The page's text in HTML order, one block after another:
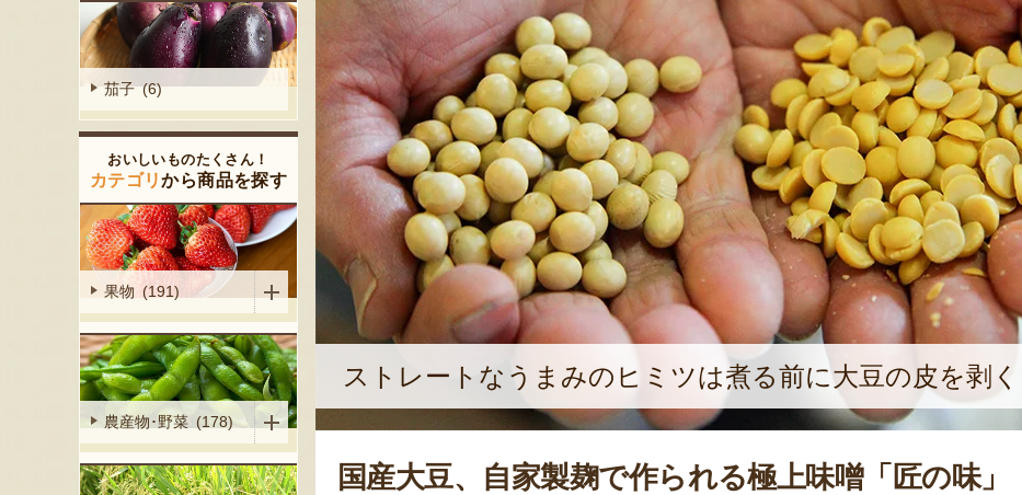
ストレートなうまみのヒミツは煮る前に大豆の皮を剥く
国産大豆、自家製麹で作られる極上味噌「匠の味」
茄子 (6)
おいしいものたくさん！
カテゴリから商品を探す
果物 (191)
農産物･野菜 (178)